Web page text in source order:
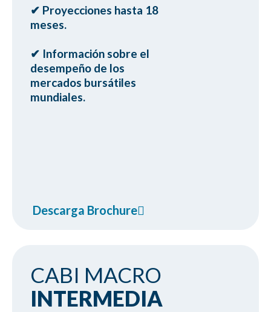
✔ Proyecciones hasta 18
ㅤmeses.
✔ Información sobre el
ㅤdesempeño de los
ㅤmercados bursátiles
ㅤmundiales.
Descarga Brochure
CABI MACRO
INTERMEDIA